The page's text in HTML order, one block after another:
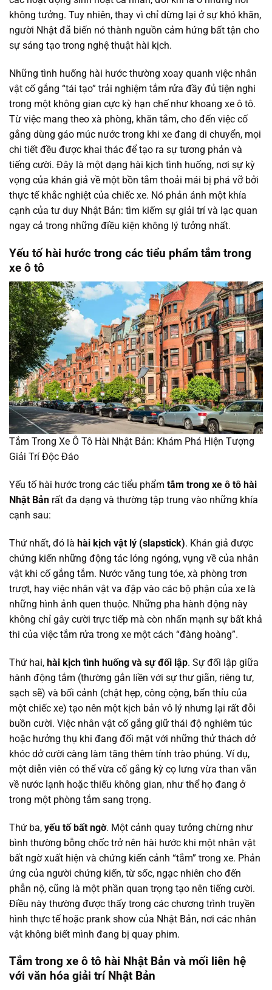
không tưởng. Tuy nhiên, thay vì chỉ dừng lại ở sự khó khăn,
người Nhật đã biến nó thành nguồn cảm hứng bất tận cho
sự sáng tạo trong nghệ thuật hài kịch.
Những tình huống hài hước thường xoay quanh việc nhân
vật cố gắng “tái tạo” trải nghiệm tắm rửa đầy đủ tiện nghi
trong một không gian cực kỳ hạn chế như khoang xe ô tô.
Từ việc mang theo xà phòng, khăn tắm, cho đến việc cố
gắng dùng gáo múc nước trong khi xe đang di chuyển, mọi
chi tiết đều được khai thác để tạo ra sự tương phản và
tiếng cười. Đây là một dạng hài kịch tình huống, nơi sự kỳ
vọng của khán giả về một bồn tắm thoải mái bị phá vỡ bởi
thực tế khắc nghiệt của chiếc xe. Nó phản ánh một khía
cạnh của tư duy Nhật Bản: tìm kiếm sự giải trí và lạc quan
ngay cả trong những điều kiện không lý tưởng nhất.
Yếu tố hài hước trong các tiểu phẩm tắm trong
xe ô tô
Tắm Trong Xe Ô Tô Hài Nhật Bản: Khám Phá Hiện Tượng
Giải Trí Độc Đáo
Yếu tố hài hước trong các tiểu phẩm tắm trong xe ô tô hài
Nhật Bản rất đa dạng và thường tập trung vào những khía
cạnh sau:
Thứ nhất, đó là hài kịch vật lý (slapstick). Khán giả được
chứng kiến những động tác lóng ngóng, vụng về của nhân
vật khi cố gắng tắm. Nước văng tung tóe, xà phòng trơn
trượt, hay việc nhân vật va đập vào các bộ phận của xe là
những hình ảnh quen thuộc. Những pha hành động này
không chỉ gây cười trực tiếp mà còn nhấn mạnh sự bất khả
thi của việc tắm rửa trong xe một cách “đàng hoàng”.
Thứ hai, hài kịch tình huống và sự đối lập. Sự đối lập giữa
hành động tắm (thường gắn liền với sự thư giãn, riêng tư,
sạch sẽ) và bối cảnh (chật hẹp, công cộng, bẩn thỉu của
một chiếc xe) tạo nên một kịch bản vô lý nhưng lại rất đỗi
buồn cười. Việc nhân vật cố gắng giữ thái độ nghiêm túc
hoặc hưởng thụ khi đang đối mặt với những thử thách dở
khóc dở cười càng làm tăng thêm tính trào phúng. Ví dụ,
một diễn viên có thể vừa cố gắng kỳ cọ lưng vừa than vãn
về nước lạnh hoặc thiếu không gian, như thể họ đang ở
trong một phòng tắm sang trọng.
Thứ ba, yếu tố bất ngờ. Một cảnh quay tưởng chừng như
bình thường bỗng chốc trở nên hài hước khi một nhân vật
bất ngờ xuất hiện và chứng kiến cảnh “tắm” trong xe. Phản
ứng của người chứng kiến, từ sốc, ngạc nhiên cho đến
phẫn nộ, cũng là một phần quan trọng tạo nên tiếng cười.
Điều này thường được thấy trong các chương trình truyền
hình thực tế hoặc prank show của Nhật Bản, nơi các nhân
vật không biết mình đang bị quay phim.
Tắm trong xe ô tô hài Nhật Bản và mối liên hệ
với văn hóa giải trí Nhật Bản